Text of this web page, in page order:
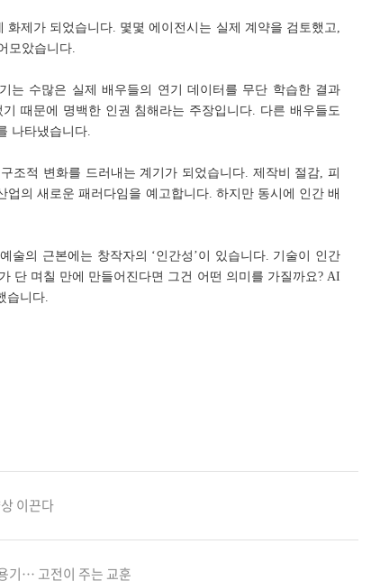
제가 되었습니다. 몇몇 에이전시는 실제 계약을 검토했고,
모았습니다.
는 수많은 실제 배우들의 연기 데이터를 무단 학습한 결과
때문에 명백한 인권 침해라는 주장입니다. 다른 배우들도
나타냈습니다.
조적 변화를 드러내는 계기가 되었습니다. 제작비 절감, 피
의 새로운 패러다임을 예고합니다. 하지만 동시에 인간 배
의 근본에는 창작자의 ‘인간성’이 있습니다. 기술이 인간
단 며칠 만에 만들어진다면 그건 어떤 의미를 가질까요? AI
습니다.
이끈다
기… 고전이 주는 교훈